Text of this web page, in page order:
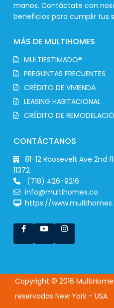
manos. Contáctate con
beneficios para cumplir tus
MÁS DE MULTIHOMES
MULTIESTIMADO®
PREGUNTAS FRECUENTES
CRÉDITO DE VIVIENDA
LEASING HABITACIONAL
CRÉDITO DE
CONTÁCTANOS
81-12 Roosevelt Ave 2nd
11372
(718) 426-9216
info@multihomes.co
https://
Copyright © 2016
reservados New York - USA